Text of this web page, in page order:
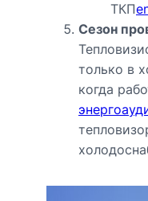
ТКП
Сезон
только в
когда